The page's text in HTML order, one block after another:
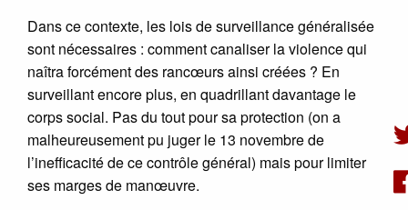
Dans ce contexte, les lois de surveillance généralisée
sont nécessaires : comment canaliser la violence qui
naîtra forcément des rancœurs ainsi créées ? En
surveillant encore plus, en quadrillant davantage le
corps social. Pas du tout pour sa protection (on a
malheureusement pu juger le 13 novembre de
l’inefficacité de ce contrôle général) mais pour limiter
ses marges de manœuvre.